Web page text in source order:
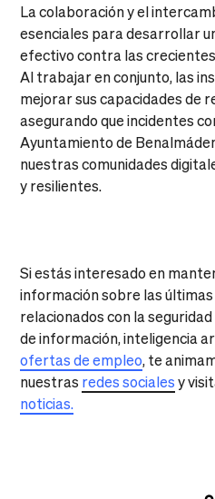
La colaboración y el
esenciales para desarrollar
efectivo contra las
Al trabajar en conjunto, las
mejorar sus capacidades de
asegurando que incidentes
Ayuntamiento de
nuestras comunidades
y resilientes.
Si estás interesado en
información sobre las últimas
relacionados con la
de información, inteligencia
ofertas de empleo, te
nuestras redes socialesy
noticias.